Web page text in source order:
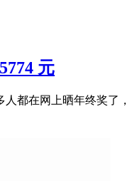
元
都在网上晒年终奖了，